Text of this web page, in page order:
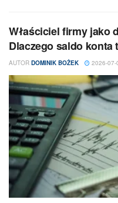
Właściciel firmy jako
Dlaczego saldo konta
AUTOR DOMINIK BOŻEK 2026-07-